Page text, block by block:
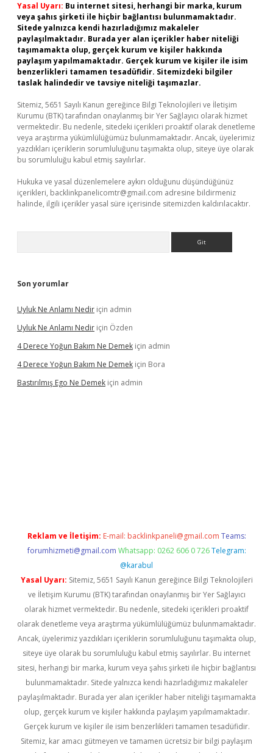
Yasal Uyarı: Bu internet sitesi, herhangi bir marka, kurum
veya şahıs şirketi ile hiçbir bağlantısı bulunmamaktadır.
Sitede yalnızca kendi hazırladığımız makaleler
paylaşılmaktadır. Burada yer alan içerikler haber niteliği
taşımamakta olup, gerçek kurum ve kişiler hakkında
paylaşım yapılmamaktadır. Gerçek kurum ve kişiler ile isim
benzerlikleri tamamen tesadüfidir. Sitemizdeki bilgiler
taslak halindedir ve tavsiye niteliği taşımazlar.
Sitemiz, 5651 Sayılı Kanun gereğince Bilgi Teknolojileri ve İletişim
Kurumu (BTK) tarafından onaylanmış bir Yer Sağlayıcı olarak hizmet
vermektedir. Bu nedenle, sitedeki içerikleri proaktif olarak denetleme
veya araştırma yükümlülüğümüz bulunmamaktadır. Ancak, üyelerimiz
yazdıkları içeriklerin sorumluluğunu taşımakta olup, siteye üye olarak
bu sorumluluğu kabul etmiş sayılırlar.
Hukuka ve yasal düzenlemelere aykırı olduğunu düşündüğünüz
içerikleri, backlinkpanelicomtr@gmail.com adresine bildirmeniz
halinde, ilgili içerikler yasal süre içerisinde sitemizden kaldırılacaktır.
Son yorumlar
Uyluk Ne Anlamı Nedir için admin
Uyluk Ne Anlamı Nedir için Özden
4 Derece Yoğun Bakım Ne Demek için admin
4 Derece Yoğun Bakım Ne Demek için Bora
Bastırılmış Ego Ne Demek için admin
Reklam ve İletişim: E-mail: backlinkpaneli@gmail.com Teams:
forumhizmeti@gmail.com Whatsapp: 0262 606 0 726 Telegram:
@karabul
Yasal Uyarı: Sitemiz, 5651 Sayılı Kanun gereğince Bilgi Teknolojileri
ve İletişim Kurumu (BTK) tarafından onaylanmış bir Yer Sağlayıcı
olarak hizmet vermektedir. Bu nedenle, sitedeki içerikleri proaktif
olarak denetleme veya araştırma yükümlülüğümüz bulunmamaktadır.
Ancak, üyelerimiz yazdıkları içeriklerin sorumluluğunu taşımakta olup,
siteye üye olarak bu sorumluluğu kabul etmiş sayılırlar. Bu internet
sitesi, herhangi bir marka, kurum veya şahıs şirketi ile hiçbir bağlantısı
bulunmamaktadır. Sitede yalnızca kendi hazırladığımız makaleler
paylaşılmaktadır. Burada yer alan içerikler haber niteliği taşımamakta
olup, gerçek kurum ve kişiler hakkında paylaşım yapılmamaktadır.
Gerçek kurum ve kişiler ile isim benzerlikleri tamamen tesadüfidir.
Sitemiz, kar amacı gütmeyen ve tamamen ücretsiz bir bilgi paylaşım